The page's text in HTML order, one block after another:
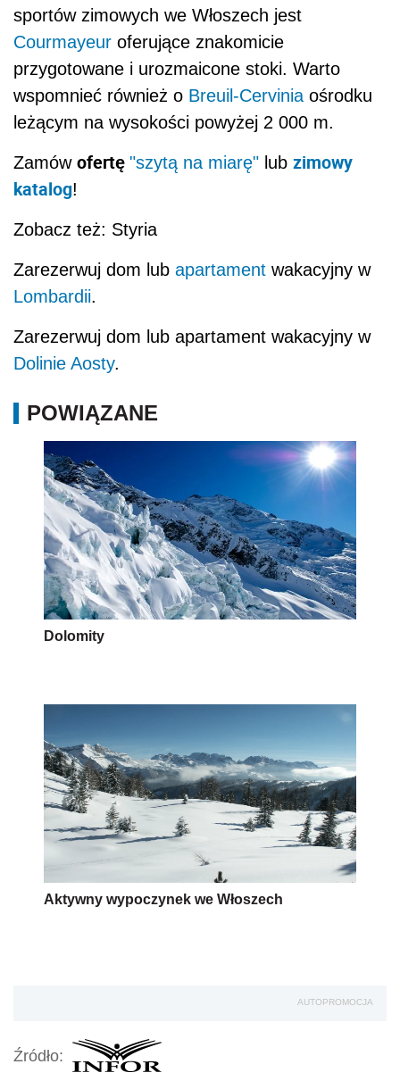
sportów zimowych we Włoszech jest
Courmayeur oferujące znakomicie
przygotowane i urozmaicone stoki. Warto
wspomnieć również o Breuil-Cervinia ośrodku
leżącym na wysokości powyżej 2 000 m.
Zamów ofertę "szytą na miarę" lub zimowy
katalog!
Zobacz też: Styria
Zarezerwuj dom lub apartament wakacyjny w
Lombardii.
Zarezerwuj dom lub apartament wakacyjny w
Dolinie Aosty.
POWIĄZANE
Dolomity
Aktywny wypoczynek we Włoszech
AUTOPROMOCJA
Źródło: